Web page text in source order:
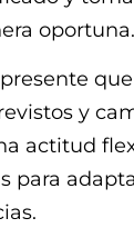
oportuna.
y
actitud
para